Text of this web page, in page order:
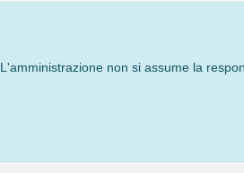
L'amministrazione non si assume la